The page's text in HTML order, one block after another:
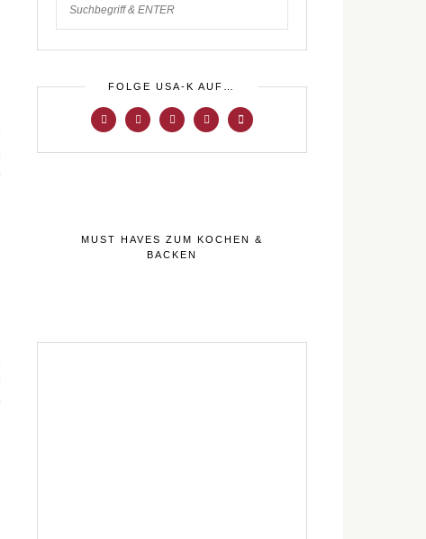
FOLGE USA-K AUF…
MUST HAVES ZUM KOCHEN &
BACKEN